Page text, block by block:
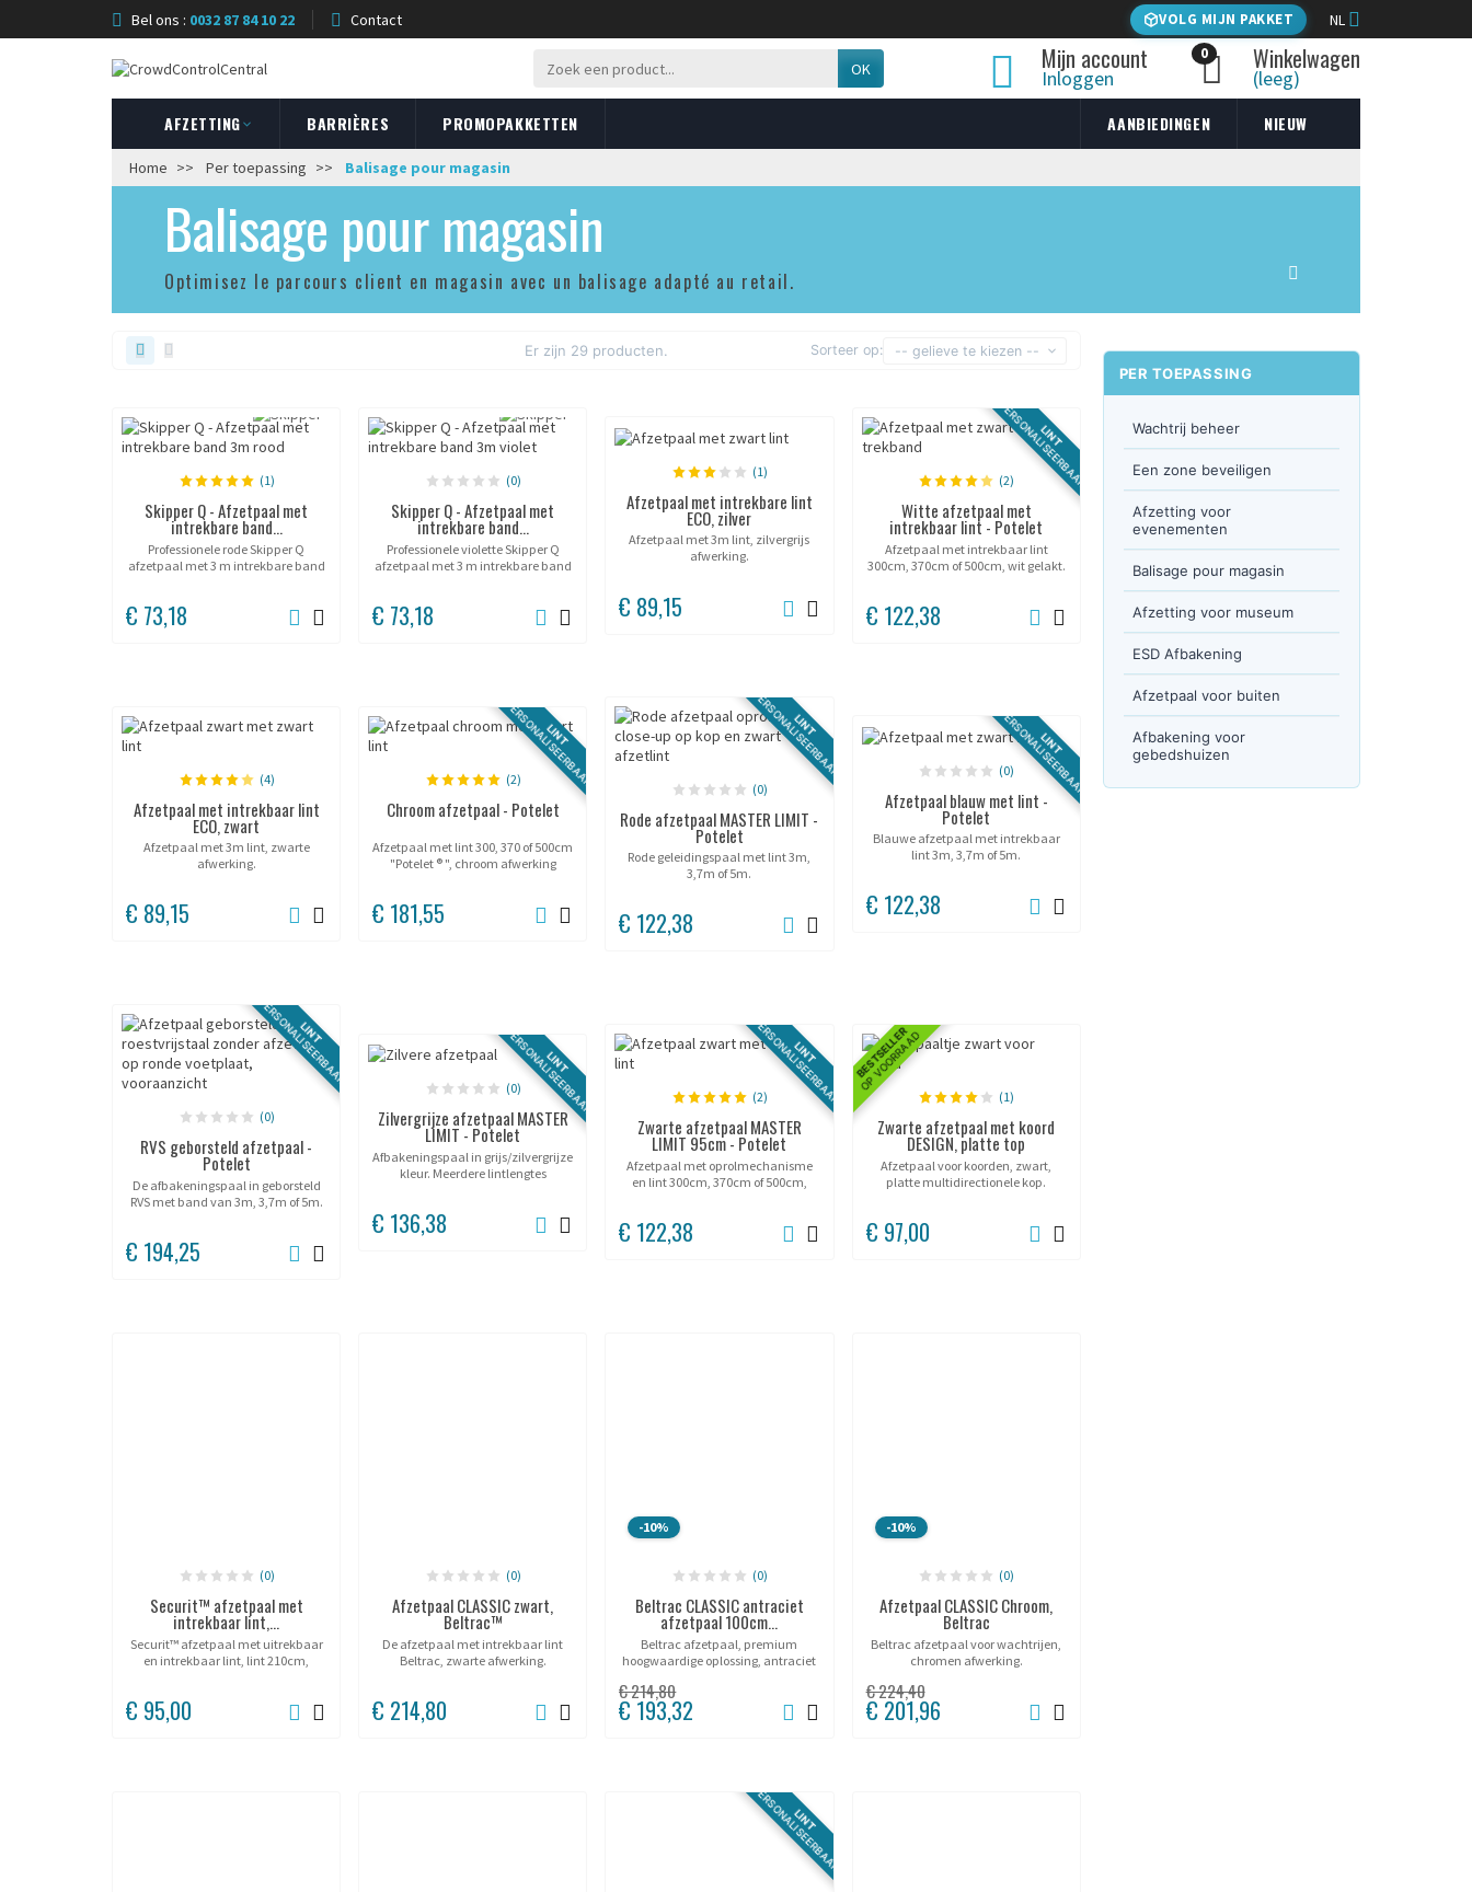
Bel ons : 0032 87 84 10 22 Contact VOLG MIJN PAKKET NL
OK Mijn account
Inloggen
0 Winkelwagen
(leeg)
AFZETTING BARRIÈRES PROMOPAKKETTEN AANBIEDINGEN NIEUW
Home Per toepassing Balisage pour magasin
Balisage pour magasin
Optimisez le parcours client en magasin avec un balisage adapté au retail.
Er zijn 29 producten. Sorteer op: -- gelieve te kiezen --
(1)
Skipper Q - Afzetpaal met
intrekbare band...
Professionele rode Skipper Q
afzetpaal met 3 m intrekbare band
remmechanisme. Geschikt voor
intensief gebruik...
€ 73,18
(0)
Skipper Q - Afzetpaal met
intrekbare band...
Professionele violette Skipper Q
afzetpaal met 3 m intrekbare band
Premiumkleur voor prestigieuze
€ 73,18
(1)
Afzetpaal met intrekbare lint
ECO, zilver
Afzetpaal met 3m lint, zilvergrijs
afwerking.
€ 89,15
LINT
PERSONALISEERBAAR
(2)
Witte afzetpaal met
intrekbaar lint - Potelet
Afzetpaal met intrekbaar lint
300cm, 370cm of 500cm, wit gelakt.
€ 122,38
(4)
Afzetpaal met intrekbaar lint
ECO, zwart
Afzetpaal met 3m lint, zwarte
afwerking.
€ 89,15
LINT
PERSONALISEERBAAR
(2)
Chroom afzetpaal - Potelet
Afzetpaal met lint 300, 370 of 500cm
"Potelet ® ", chroom afwerking
€ 181,55
LINT
PERSONALISEERBAAR
(0)
Rode afzetpaal MASTER LIMIT -
Potelet
Rode geleidingspaal met lint 3m,
3,7m of 5m.
€ 122,38
LINT
PERSONALISEERBAAR
(0)
Afzetpaal blauw met lint -
Potelet
Blauwe afzetpaal met intrekbaar
lint 3m, 3,7m of 5m.
€ 122,38
LINT
PERSONALISEERBAAR
(0)
RVS geborsteld afzetpaal -
Potelet
De afbakeningspaal in geborsteld
RVS met band van 3m, 3,7m of 5m.
€ 194,25
LINT
PERSONALISEERBAAR
(0)
Zilvergrijze afzetpaal MASTER
LIMIT - Potelet
Afbakeningspaal in grijs/zilvergrijze
kleur. Meerdere lintlengtes
€ 136,38
LINT
PERSONALISEERBAAR
(2)
Zwarte afzetpaal MASTER
LIMIT 95cm - Potelet
Afzetpaal met oprolmechanisme
en lint 300cm, 370cm of 500cm,
€ 122,38
BESTSELLER
OP VOORRAAD
(1)
Zwarte afzetpaal met koord
DESIGN, platte top
Afzetpaal voor koorden, zwart,
platte multidirectionele kop.
€ 97,00
(0)
Securit™ afzetpaal met
intrekbaar lint,...
Securit™ afzetpaal met uitrekbaar
en intrekbaar lint, lint 210cm,
€ 95,00
(0)
Afzetpaal CLASSIC zwart,
Beltrac™
De afzetpaal met intrekbaar lint
Beltrac, zwarte afwerking.
€ 214,80
-10%
(0)
Beltrac CLASSIC antraciet
afzetpaal 100cm...
Beltrac afzetpaal, premium
hoogwaardige oplossing, antraciet
€ 214,80
€ 193,32
-10%
(0)
Afzetpaal CLASSIC Chroom,
Beltrac
Beltrac afzetpaal voor wachtrijen,
chromen afwerking.
€ 224,40
€ 201,96
LINT
PERSONALISEERBAAR
PER TOEPASSING
Wachtrij beheer
Een zone beveiligen
Afzetting voor
evenementen
Balisage pour magasin
Afzetting voor museum
ESD Afbakening
Afzetpaal voor buiten
Afbakening voor
gebedshuizen